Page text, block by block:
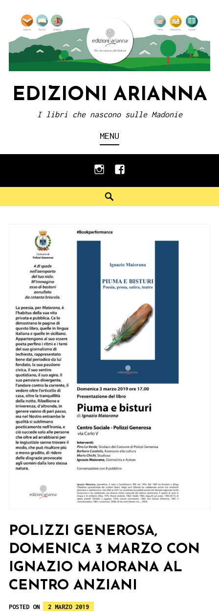
content
EDIZIONI ARIANNA
I libri che nascono sulle Madonie
MENU
instagramfacebook
POLIZZI GENEROSA,
DOMENICA 3 MARZO CON
IGNAZIO MAIORANA AL
CENTRO ANZIANI
POSTED ON
2 MARZO 2019